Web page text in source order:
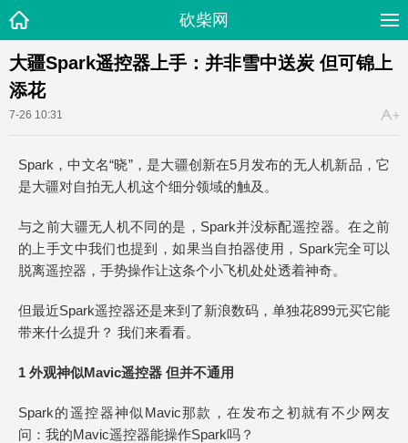
砍柴网
大疆Spark遥控器上手：并非雪中送炭 但可锦上
添花
7-26 10:31
Spark，中文名“晓”，是大疆创新在5月发布的无人机新品，它
是大疆对自拍无人机这个细分领域的触及。
与之前大疆无人机不同的是，Spark并没标配遥控器。在之前
的上手文中我们也提到，如果当自拍器使用，Spark完全可以
脱离遥控器，手势操作让这条个小飞机处处透着神奇。
但最近Spark遥控器还是来到了新浪数码，单独花899元买它能
带来什么提升？ 我们来看看。
1 外观神似Mavic遥控器 但并不通用
Spark的遥控器神似Mavic那款，在发布之初就有不少网友
问：我的Mavic遥控器能操作Spark吗？